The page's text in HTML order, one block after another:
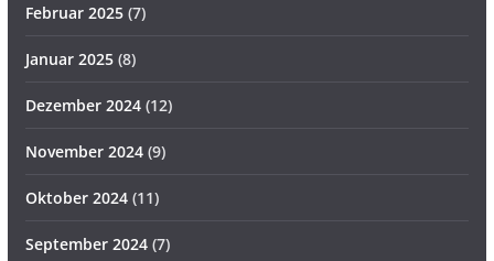
Februar 2025(7)
Januar 2025(8)
Dezember 2024(12)
November 2024(9)
Oktober 2024(11)
September 2024(7)